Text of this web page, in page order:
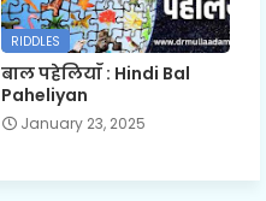
RIDDLES
बाल पहेलियाँ : Hindi Bal
Paheliyan
January 23, 2025